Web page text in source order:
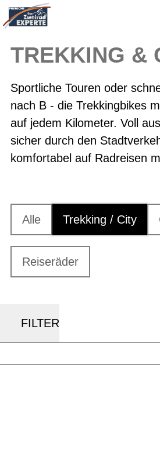
TREKKING &
Sportliche Touren oder
nach B - die Trekkingbikes
auf jedem Kilometer. Voll
sicher durch den
komfortabel auf Radreisen
Alle Trekking / City
Reiseräder
FILTER